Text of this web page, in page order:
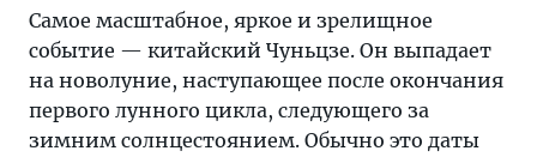
Самое масштабное, яркое и зрелищное
событие — китайский Чуньцзе. Он выпадает
на новолуние, наступающее после окончания
первого лунного цикла, следующего за
зимним солнцестоянием. Обычно это даты